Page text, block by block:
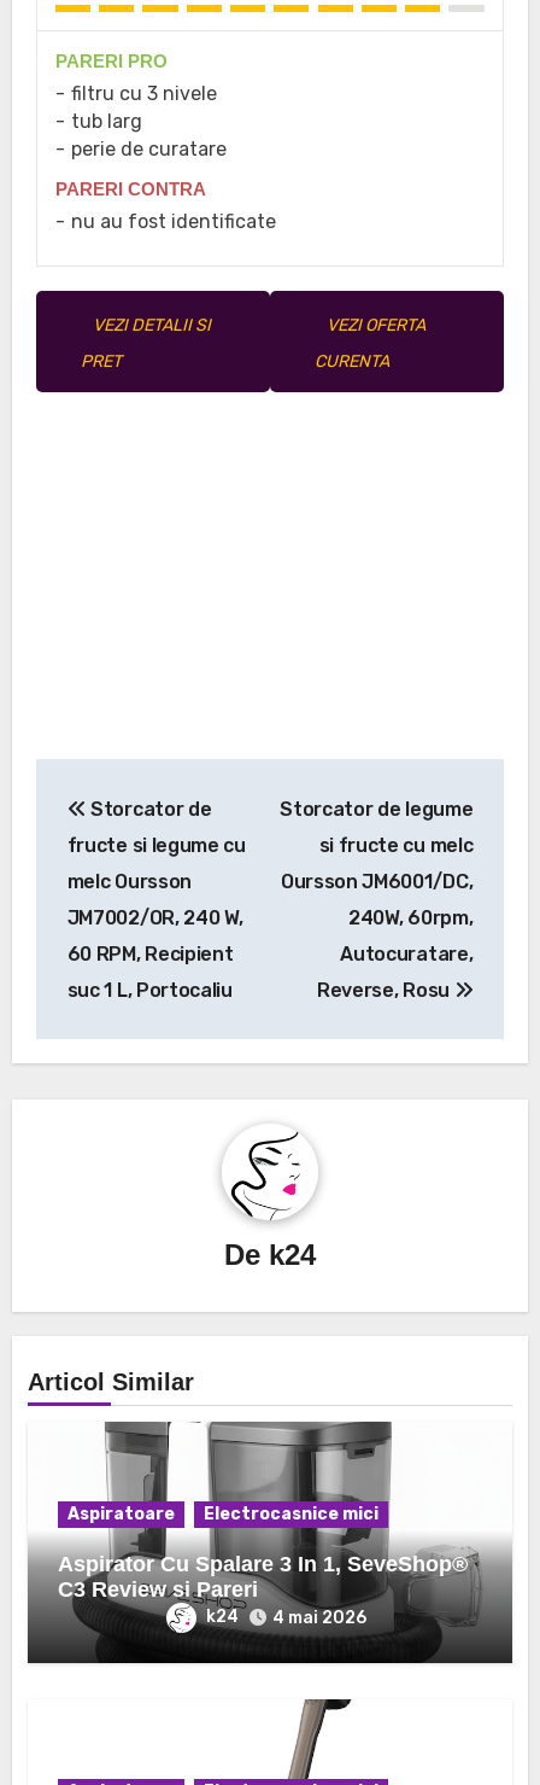
PARERI PRO
filtru cu 3 nivele
tub larg
perie de curatare
PARERI CONTRA
nu au fost identificate
VEZI DETALII SI
PRET
VEZI OFERTA
CURENTA
în
articole
Storcator de
fructe si legume cu
melc Oursson
JM7002/OR, 240 W,
60 RPM, Recipient
suc 1 L, Portocaliu
Storcator de legume
si fructe cu melc
Oursson JM6001/DC,
240W, 60rpm,
Autocuratare,
Reverse, Rosu
De k24
Articol Similar
Aspiratoare Electrocasnice mici
Aspirator Cu Spalare 3 In 1, SeveShop®
C3 Review si Pareri
k24 4 mai 2026